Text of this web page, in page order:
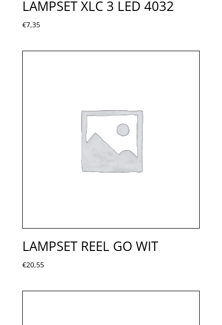
LAMPSET XLC 3 LED 4032
€7,35
LAMPSET REEL GO WIT
€20,55